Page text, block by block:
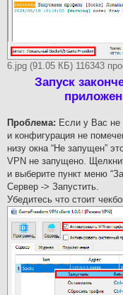
6.jpg (91.05 КБ) 116343
Запуск
Проблема: Если у Вас не
и конфигурация не
низу окна “Не запущен”
VPN не запущено.
и выберите пункт меню
Сервер -> Запустить.
Убедитесь что стоит